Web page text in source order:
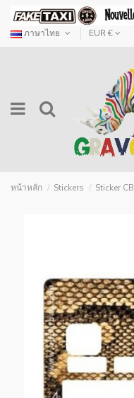
ภาษาไทย EUR €
หน้าหลัก Stickers Sticker CB